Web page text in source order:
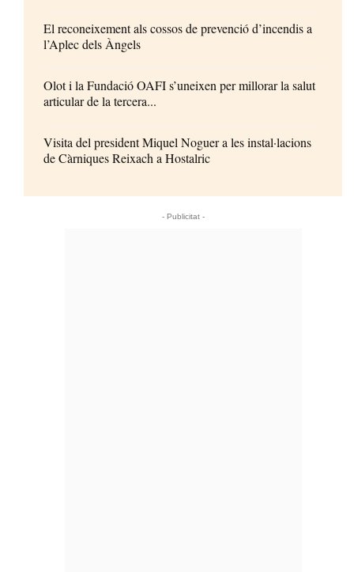
El reconeixement als cossos de prevenció d’incendis a
l’Aplec dels Àngels
Olot i la Fundació OAFI s’uneixen per millorar la salut
articular de la tercera...
Visita del president Miquel Noguer a les instal·lacions
de Càrniques Reixach a Hostalric
- Publicitat -